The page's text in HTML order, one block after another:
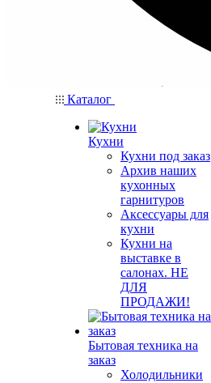
Каталог
Кухни
Кухни под заказ
Архив наших
кухонных
гарнитуров
Аксессуары для
кухни
Кухни на
выставке в
салонах. НЕ
ДЛЯ
ПРОДАЖИ!
Бытовая техника на
заказ
Холодильники